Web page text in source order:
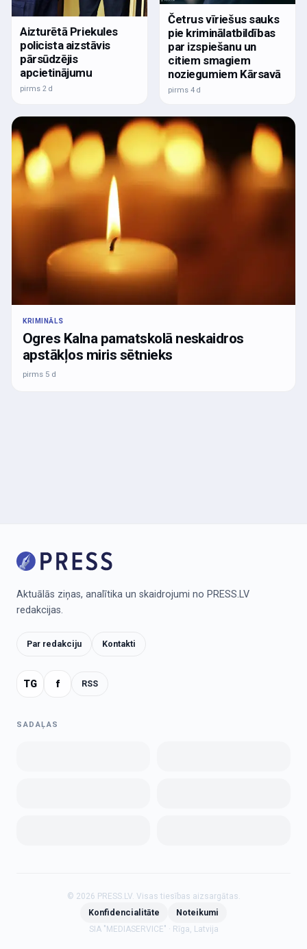
Aizturētā Priekules
policista aizstāvis
pārsūdzējis
apcietinājumu
pirms 2 d
Četrus vīriešus sauks
pie kriminālatbildības
par izspiešanu un
citiem smagiem
noziegumiem Kārsavā
pirms 4 d
KRIMINĀLS
Ogres Kalna pamatskolā neskaidros
apstākļos miris sētnieks
pirms 5 d
Aktuālās ziņas, analītika un skaidrojumi no PRESS.LV
redakcijas.
Par redakciju Kontakti
TG f RSS
SADAĻAS
© 2026 PRESS.LV. Visas tiesības aizsargātas.
Konfidencialitāte Noteikumi
SIA "MEDIASERVICE" · Rīga, Latvija